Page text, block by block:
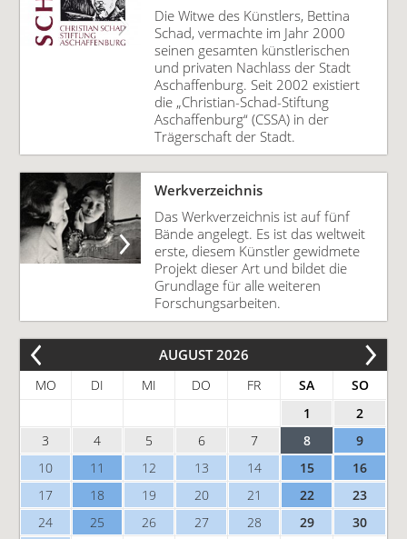
Die Witwe des Künstlers, Bettina
Schad, vermachte im Jahr 2000
seinen gesamten künstlerischen
und privaten Nachlass der Stadt
Aschaffenburg. Seit 2002 existiert
die „Christian-Schad-Stiftung
Aschaffenburg“ (CSSA) in der
Trägerschaft der Stadt.
Werkverzeichnis
Das Werkverzeichnis ist auf fünf
Bände angelegt. Es ist das weltweit
erste, diesem Künstler gewidmete
Projekt dieser Art und bildet die
Grundlage für alle weiteren
Forschungsarbeiten.
AUGUST 2026
MO DI MI DO FR SA
SO
1
2
3
4 5 6 7 8
9
10
11 12 13 14 15
16
17
18 19 20 21 22
23
24
25 26 27 28 29
30